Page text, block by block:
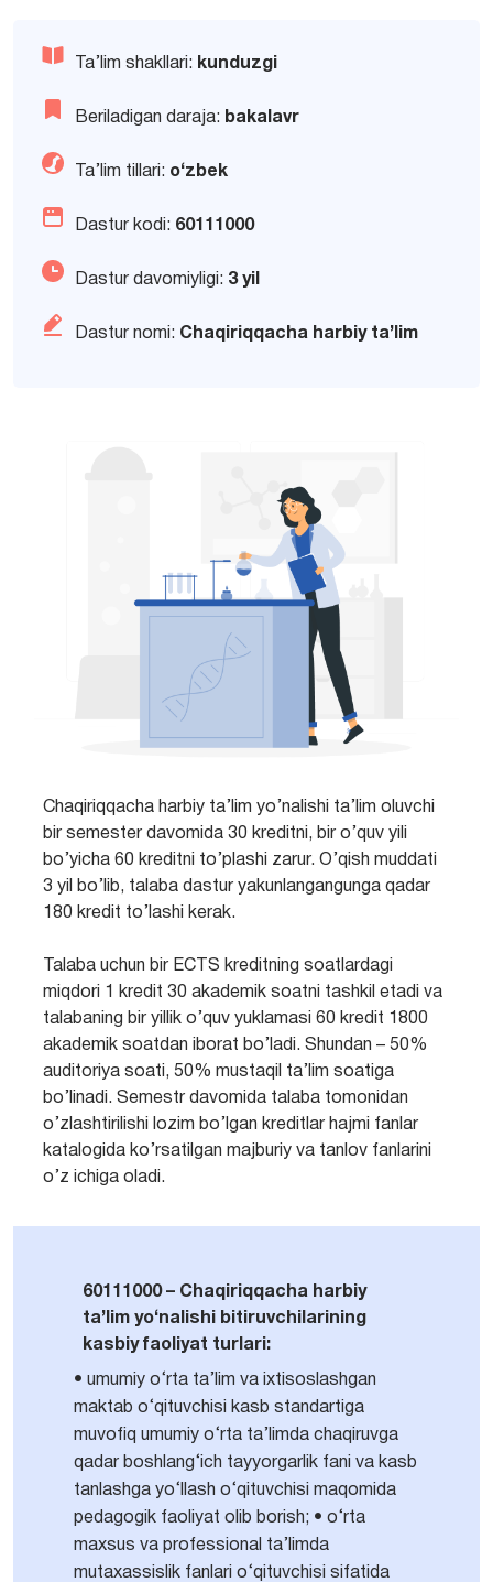
Ta’lim shakllari: kunduzgi
Beriladigan daraja: bakalavr
Ta’lim tillari: o‘zbek
Dastur kodi: 60111000
Dastur davomiyligi: 3 yil
Dastur nomi: Chaqiriqqacha harbiy ta’lim
Chaqiriqqacha harbiy ta’lim yo’nalishi ta’lim oluvchi
bir semester davomida 30 kreditni, bir o’quv yili
bo’yicha 60 kreditni to’plashi zarur. O’qish muddati
3 yil bo’lib, talaba dastur yakunlangangunga qadar
180 kredit to’lashi kerak.
Talaba uchun bir ECTS kreditning soatlardagi
miqdori 1 kredit 30 akademik soatni tashkil etadi va
talabaning bir yillik o’quv yuklamasi 60 kredit 1800
akademik soatdan iborat bo’ladi. Shundan – 50%
auditoriya soati, 50% mustaqil ta’lim soatiga
bo’linadi. Semestr davomida talaba tomonidan
o’zlashtirilishi lozim bo’lgan kreditlar hajmi fanlar
katalogida ko’rsatilgan majburiy va tanlov fanlarini
o’z ichiga oladi.
60111000 – Chaqiriqqacha harbiy
ta’lim yo‘nalishi bitiruvchilarining
kasbiy faoliyat turlari:
• umumiy o‘rta ta’lim va ixtisoslashgan
maktab o‘qituvchisi kasb standartiga
muvofiq umumiy o‘rta ta’limda chaqiruvga
qadar boshlang‘ich tayyorgarlik fani va kasb
tanlashga yo‘llash o‘qituvchisi maqomida
pedagogik faoliyat olib borish; • o‘rta
maxsus va professional ta’limda
mutaxassislik fanlari o‘qituvchisi sifatida